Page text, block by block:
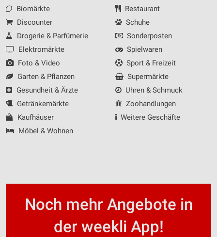
Biomärkte
Discounter
Drogerie & Parfümerie
Elektromärkte
Foto & Video
Garten & Pflanzen
Gesundheit & Ärzte
Getränkemärkte
Kaufhäuser
Möbel & Wohnen
Restaurant
Schuhe
Sonderposten
Spielwaren
Sport & Freizeit
Supermärkte
Uhren & Schmuck
Zoohandlungen
Weitere Geschäfte
Noch mehr Angebote in
der weekli App!